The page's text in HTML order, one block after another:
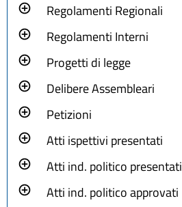
Regolamenti Regionali
Regolamenti Interni
Progetti di legge
Delibere Assembleari
Petizioni
Atti ispettivi presentati
Atti ind. politico presentati
Atti ind. politico approvati